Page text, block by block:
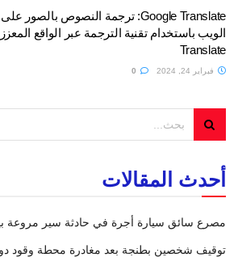
Google Translate: ترجمة النصوص بالصور على
Translate
فبراير 24, 2024
أحدث المقالات
مصرع سائق سيارة أجرة في حادثة سير مروعة
توقيف شخصين بطنجة بعد مغادرة محطة وقود